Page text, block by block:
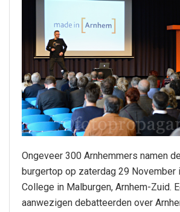
Ongeveer 300 Arnhemmers namen
burgertop op zaterdag 29 November
College in Malburgen, Arnhem-Zuid.
aanwezigen debatteerden over